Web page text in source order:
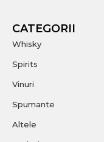
CATEGORII
Whisky
Spirits
Vinuri
Spumante
Altele